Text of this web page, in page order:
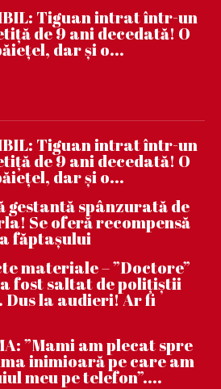
Tiguan intrat într-un
de 9 ani decedată! O
dar și o...
Tiguan intrat într-un
de 9 ani decedată! O
dar și o...
gestantă spânzurată de
Se oferă recompensă
făptaşului
materiale – ”Doctore”
a fost saltat de polițiștii
Dus la audieri! Ar fi
”Mami am plecat spre
inimioară pe care am
meu pe telefon”....